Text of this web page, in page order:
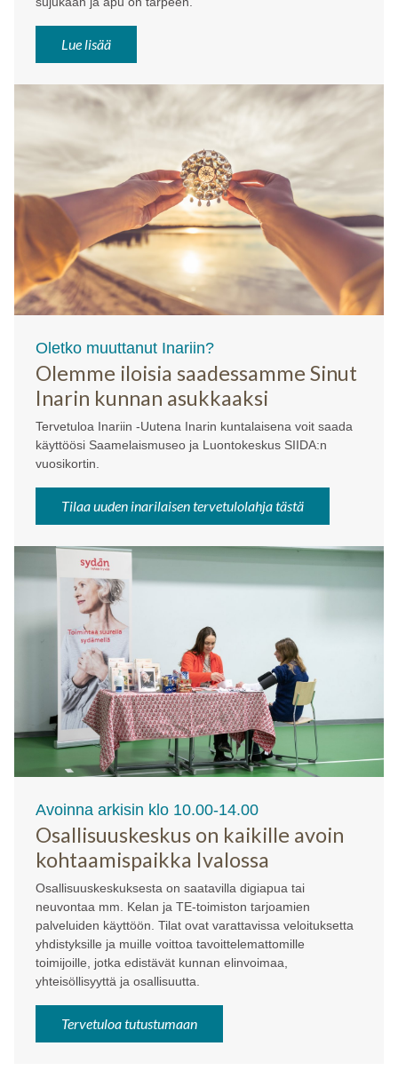
Lue lisää
Oletko muuttanut Inariin?
Olemme iloisia saadessamme Sinut
Inarin kunnan asukkaaksi
Tervetuloa Inariin -Uutena Inarin kuntalaisena voit saada
käyttöösi Saamelaismuseo ja Luontokeskus SIIDA:n
vuosikortin.
Tilaa uuden inarilaisen tervetulolahja tästä
Avoinna arkisin klo 10.00-14.00
Osallisuuskeskus on kaikille avoin
kohtaamispaikka Ivalossa
Osallisuuskeskuksesta on saatavilla digiapua tai
neuvontaa mm. Kelan ja TE-toimiston tarjoamien
palveluiden käyttöön. Tilat ovat varattavissa veloituksetta
yhdistyksille ja muille voittoa tavoittelemattomille
toimijoille, jotka edistävät kunnan elinvoimaa,
yhteisöllisyyttä ja osallisuutta.
Tervetuloa tutustumaan